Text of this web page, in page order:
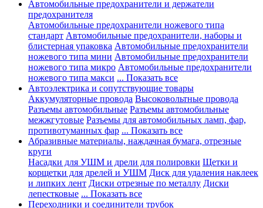
Автомобильные предохранители и держатели
предохранителя
Автомобильные предохранители ножевого типа
стандарт Автомобильные предохранители, наборы и
блистерная упаковка Автомобильные предохранители
ножевого типа мини Автомобильные предохранители
ножевого типа микро Автомобильные предохранители
ножевого типа макси ... Показать все
Автоэлектрика и сопутствующие товары
Аккумуляторные провода Высоковольтные провода
Разъемы автомобильные Разъемы автомобильные
межжгутовые Разъемы для автомобильных ламп, фар,
противотуманных фар ... Показать все
Абразивные материалы, наждачная бумага, отрезные
круги
Насадки для УШМ и дрели для полировки Щетки и
корщетки для дрелей и УШМ Диск для удаления наклеек
и липких лент Диски отрезные по металлу Диски
лепестковые ... Показать все
Переходники и соединители трубок